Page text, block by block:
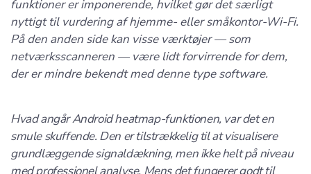
funktioner er imponerende, hvilket gør det særligt
nyttigt til vurdering af hjemme- eller småkontor-Wi-Fi.
På den anden side kan visse værktøjer — som
netværksscanneren — være lidt forvirrende for dem,
der er mindre bekendt med denne type software.
Hvad angår Android heatmap-funktionen, var det en
smule skuffende. Den er tilstrækkelig til at visualisere
grundlæggende signaldækning, men ikke helt på niveau